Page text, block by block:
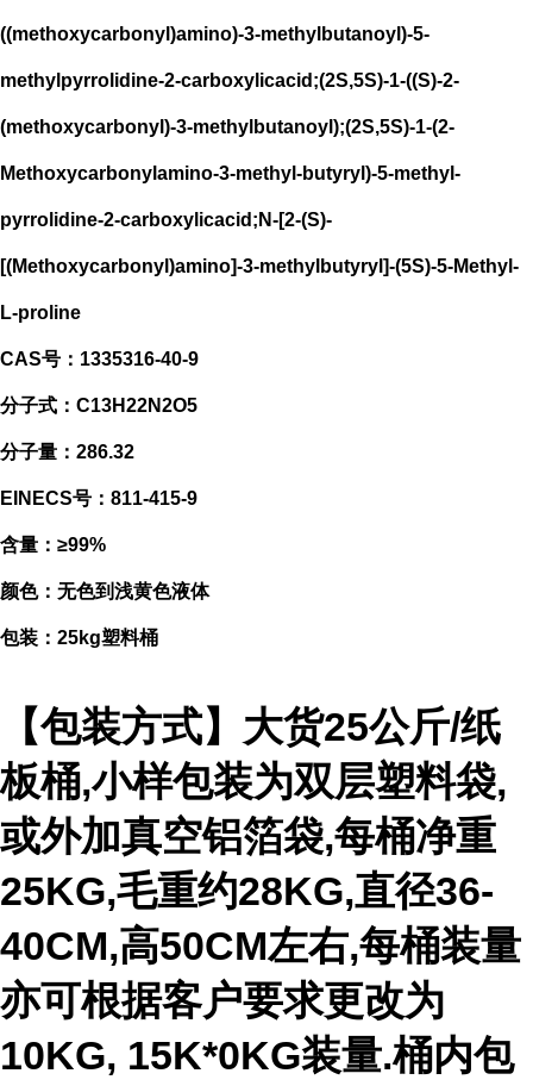
((methoxycarbonyl)amino)-3-methylbutanoyl)-5-
methylpyrrolidine-2-carboxylicacid;(2S,5S)-1-((S)-2-
(methoxycarbonyl)-3-methylbutanoyl);(2S,5S)-1-(2-
Methoxycarbonylamino-3-methyl-butyryl)-5-methyl-
pyrrolidine-2-carboxylicacid;N-[2-(S)-
[(Methoxycarbonyl)amino]-3-methylbutyryl]-(5S)-5-Methyl-
L-proline
CAS号：1335316-40-9
分子式：C13H22N2O5
分子量：286.32
EINECS号：811-415-9
含量：≥99%
颜色：无色到浅黄色液体
包装：25kg塑料桶
【包装方式】大货25公斤/纸
板桶,小样包装为双层塑料袋,
或外加真空铝箔袋,每桶净重
25KG,毛重约28KG,直径36-
40CM,高50CM左右,每桶装量
亦可根据客户要求更改为
10KG, 15K*0KG装量.桶内包